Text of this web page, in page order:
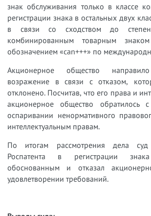
знак обслуживания только в классе
регистрации знака в остальных двух
в связи со сходством до
комбинированным товарным
обозначением «can+++» по
Акционерное общество
возражение в связи с отказом,
отклонено. Посчитав, что его права и
акционерное общество обратилось
оспаривании ненормативного
интеллектуальным правам.
По итогам рассмотрения дела
Роспатента в регистрации
обоснованным и отказал
удовлетворении требований.